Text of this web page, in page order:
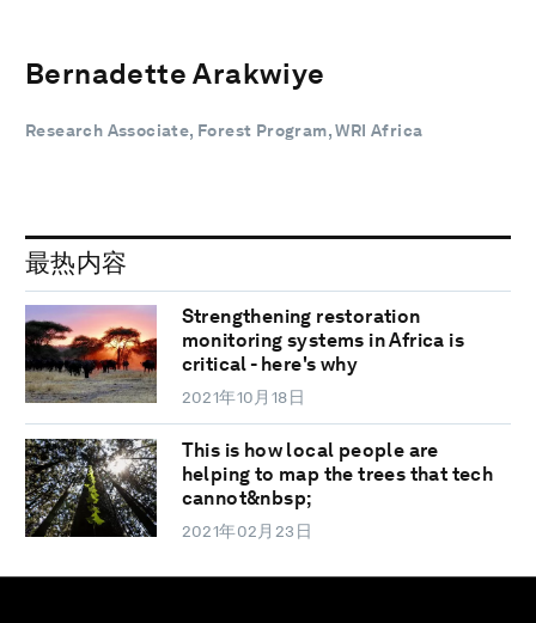
Bernadette Arakwiye
Research Associate, Forest Program, WRI Africa
最热内容
Strengthening restoration
monitoring systems in Africa is
critical - here's why
2021年10月18日
This is how local people are
helping to map the trees that tech
cannot&nbsp;
2021年02月23日